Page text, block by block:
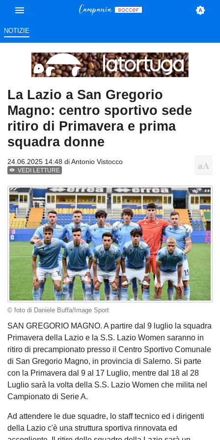
NOTIZIE
La Lazio a San Gregorio
Magno: centro sportivo sede
ritiro di Primavera e prima
squadra donne
24.06.2025 14:48 diAntonio Vistocco
VEDI LETTURE
© foto di Daniele Buffa/Image Sport
SAN GREGORIO MAGNO. A partire dal 9 luglio la squadra
Primavera della Lazio e la S.S. Lazio Women saranno in
ritiro di precampionato presso il Centro Sportivo Comunale
di San Gregorio Magno, in provincia di Salerno. Si parte
con la Primavera dal 9 al 17 Luglio, mentre dal 18 al 28
Luglio sarà la volta della S.S. Lazio Women che milita nel
Campionato di Serie A.
Ad attendere le due squadre, lo staff tecnico ed i dirigenti
della Lazio c'è una struttura sportiva rinnovata ed